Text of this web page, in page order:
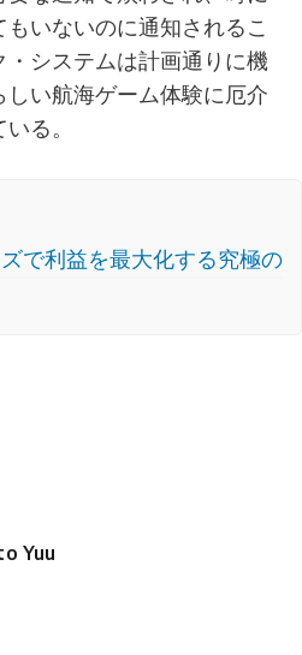
いないのに通知されるこ
システムは計画通りに機
い航海ゲーム体験に厄介
る。
で利益を最大化する究極の
Yuu